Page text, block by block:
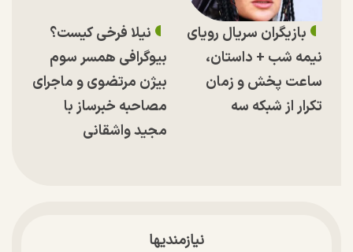
بازیگران سریال رویای
نیمه شب + داستان،
ساعت پخش و زمان
تکرار از شبکه سه
نیلا فرخی کیست؟
بیوگرافی همسر سوم
بیژن مرتضوی و ماجرای
مصاحبه خبرساز با
مجید واشقانی
نیازمندیها